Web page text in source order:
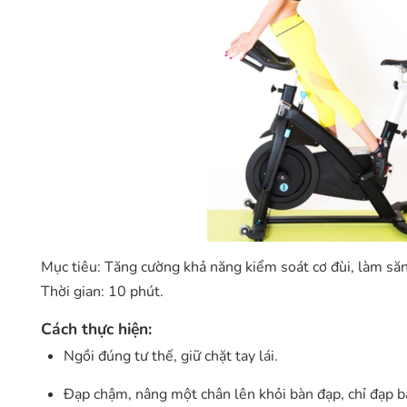
Mục tiêu: Tăng cường khả năng kiểm soát cơ đùi, làm
Thời gian: 10 phút.
Cách thực hiện:
Ngồi đúng tư thế, giữ chặt tay lái.
Đạp chậm, nâng một chân lên khỏi bàn đạp, chỉ đạp